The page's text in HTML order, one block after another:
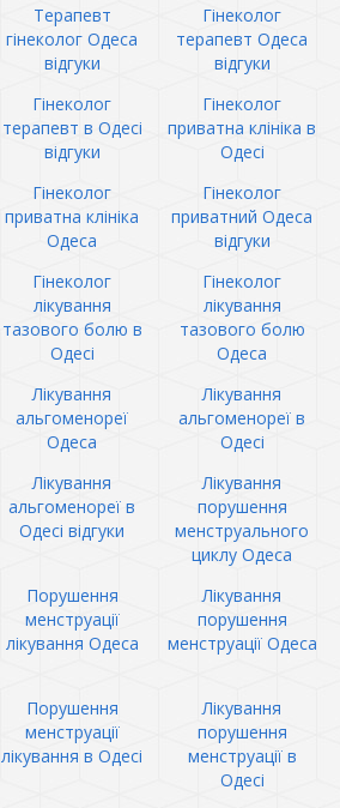
Терапевт
гінеколог Одеса
відгуки
Гінеколог
терапевт Одеса
відгуки
Гінеколог
терапевт в Одесі
відгуки
Гінеколог
приватна клініка в
Одесі
Гінеколог
приватна клініка
Одеса
Гінеколог
приватний Одеса
відгуки
Гінеколог
лікування
тазового болю в
Одесі
Гінеколог
лікування
тазового болю
Одеса
Лікування
альгоменореї
Одеса
Лікування
альгоменореї в
Одесі
Лікування
альгоменореї в
Одесі відгуки
Лікування
порушення
менструального
циклу Одеса
Порушення
менструації
лікування Одеса
Лікування
порушення
менструації Одеса
Порушення
менструації
лікування в Одесі
Лікування
порушення
менструації в
Одесі